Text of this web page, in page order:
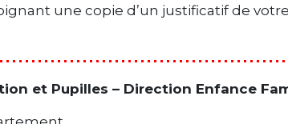
une copie d’un justificatif de
et Pupilles – Direction Enfance